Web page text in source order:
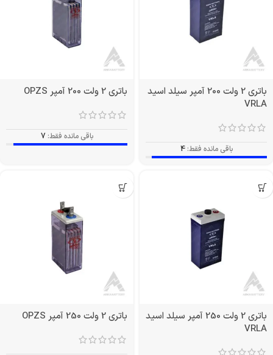
باتری 2 ولت 200 آمپر سیلد اسید
VRLA
باقی مانده فقط: 4
باتری 2 ولت 200 آمپر OPZS
باقی مانده فقط: 7
باتری 2 ولت 250 آمپر سیلد اسید
VRLA
باتری 2 ولت 250 آمپر OPZS